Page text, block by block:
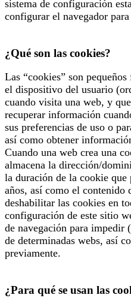
sistema de configuración
configurar el navegador
¿Qué son las cookies?
Las “cookies” son
el dispositivo del usuario
cuando visita una web, y
recuperar información
sus preferencias de uso o
así como obtener
Cuando una web crea una
almacena la dirección/
la duración de la cookie que
años, así como el contenido
deshabilitar las cookies en
configuración de este sitio
de navegación para impedir
de determinadas webs, así
previamente.
¿Para qué se usan las